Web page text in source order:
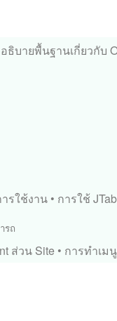
อธิบายพื้นฐานเกี่ยวกับ
ารใช้งาน • การใช้
รถ
ส่วน Site • การทำเ